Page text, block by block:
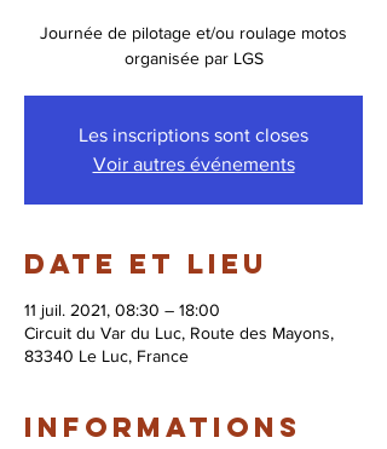
Journée de pilotage et/ou roulage motos
organisée par LGS
Les inscriptions sont closes
Voir autres événements
Date et lieu
11 juil. 2021, 08:30 – 18:00
Circuit du Var du Luc, Route des Mayons,
83340 Le Luc, France
Informations